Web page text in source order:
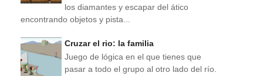
los diamantes y escapar del ático
encontrando objetos y pista...
Cruzar el rio: la familia
Juego de lógica en el que tienes que
pasar a todo el grupo al otro lado del río.